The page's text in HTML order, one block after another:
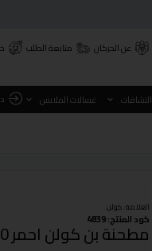
عن الحركان متابعة الطلب
النشافات غسالات الملابس
العلامة:كولن
كود المنتج: 4839
مطحنة بن كولن احمر 200 وات 80 جرام موديل 801115004